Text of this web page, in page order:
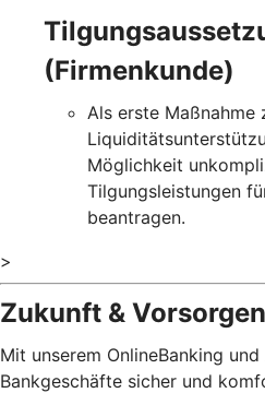
(Firmenkunde)
Als erste Maßnahme
Möglichkeit
Tilgungsleistungen
beantragen.
>
Zukunft & Vorsorgen
Mit unserem OnlineBanking
Bankgeschäfte sicher und